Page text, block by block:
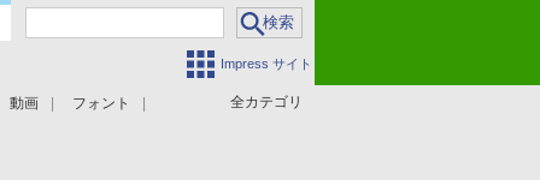
Impress サイト
全カテゴリ
動画 フォント